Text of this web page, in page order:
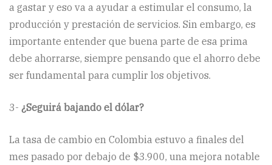
a gastar y eso va a ayudar a estimular el consumo, la
producción y prestación de servicios. Sin embargo, es
importante entender que buena parte de esa prima
debe ahorrarse, siempre pensando que el ahorro debe
ser fundamental para cumplir los objetivos.
3- ¿Seguirá bajando el dólar?
La tasa de cambio en Colombia estuvo a finales del
mes pasado por debajo de $3.900, una mejora notable